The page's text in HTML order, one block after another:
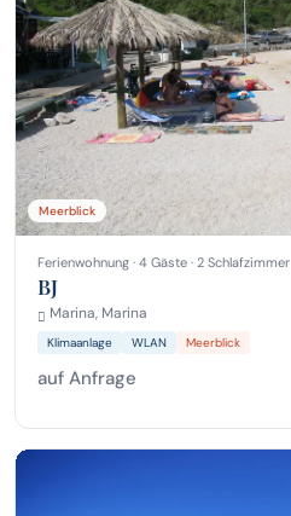
Meerblick
Ferienwohnung · 4 Gäste · 2 Schlafzimmer
BJ
Marina, Marina
Klimaanlage WLAN Meerblick
auf Anfrage